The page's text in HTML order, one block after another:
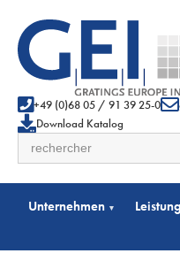
+49 (0)68 05 / 91 39 25-0
Download Katalog
Suchen
Unternehmen ▾